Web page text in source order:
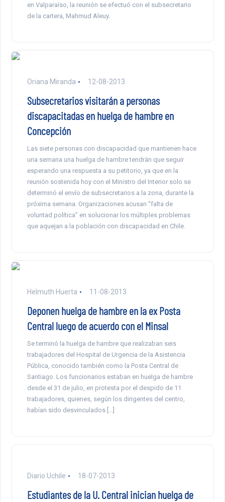
en Valparaíso, la reunión se efectuó con el subsecretario
de la cartera, Mahmud Aleuy.
Oriana Miranda 12-08-2013
Subsecretarios visitarán a personas
discapacitadas en huelga de hambre en
Concepción
Las siete personas con discapacidad que mantienen hace
una semana una huelga de hambre tendrán que seguir
esperando una respuesta a su petitorio, ya que en la
reunión sostenida hoy con el Ministro del Interior solo se
determinó el envío de subsecretarios a la zona, durante la
próxima semana. Organizaciones acusan “falta de
voluntad política” en solucionar los múltiples problemas
que aquejan a la población con discapacidad en Chile.
Helmuth Huerta 11-08-2013
Deponen huelga de hambre en la ex Posta
Central luego de acuerdo con el Minsal
Se terminó la huelga de hambre que realizaban seis
trabajadores del Hospital de Urgencia de la Asistencia
Pública, conocido también como la Posta Central de
Santiago. Los funcionarios estaban en huelga de hambre
desde el 31 de julio, en protesta por el despido de 11
trabajadores, quienes, según los dirigentes del centro,
habían sido desvinculados […]
Diario Uchile 18-07-2013
Estudiantes de la U. Central inician huelga de